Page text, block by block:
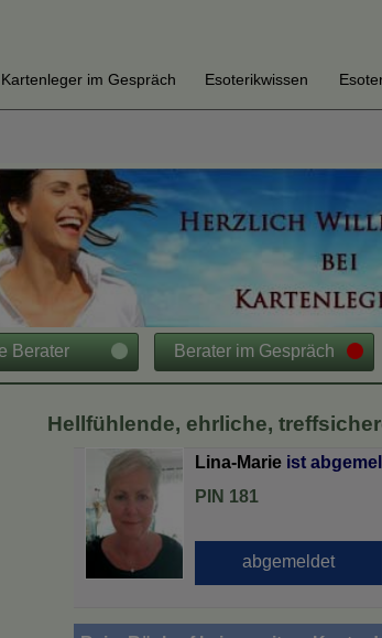
Kartenleger im Gespräch Esoterikwissen
Berater Berater im Gespräch
Hellfühlende, ehrliche,
Lina-Marie
PIN 181